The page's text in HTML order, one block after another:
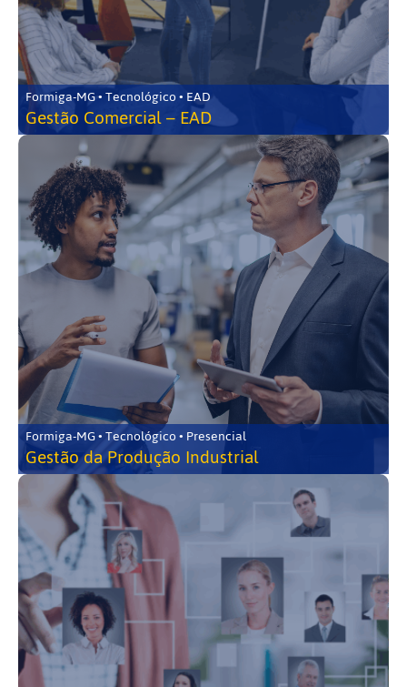
Formiga-MG • Tecnológico • EAD
Gestão Comercial – EAD
Formiga-MG • Tecnológico • Presencial
Gestão da Produção Industrial